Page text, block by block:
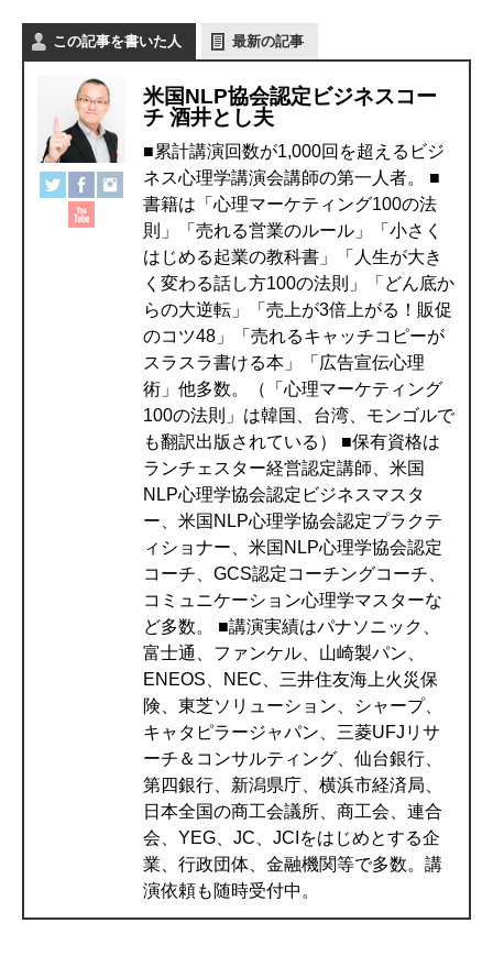
この記事を書いた人 最新の記事
米国NLP協会認定ビジネスコー
チ 酒井とし夫
■累計講演回数が1,000回を超えるビジ
ネス心理学講演会講師の第一人者。 ■
書籍は「心理マーケティング100の法
則」「売れる営業のルール」「小さく
はじめる起業の教科書」「人生が大き
く変わる話し方100の法則」「どん底か
らの大逆転」「売上が3倍上がる！販促
のコツ48」「売れるキャッチコピーが
スラスラ書ける本」「広告宣伝心理
術」他多数。（「心理マーケティング
100の法則」は韓国、台湾、モンゴルで
も翻訳出版されている） ■保有資格は
ランチェスター経営認定講師、米国
NLP心理学協会認定ビジネスマスタ
ー、米国NLP心理学協会認定プラクテ
ィショナー、米国NLP心理学協会認定
コーチ、GCS認定コーチングコーチ、
コミュニケーション心理学マスターな
ど多数。 ■講演実績はパナソニック、
富士通、ファンケル、山崎製パン、
ENEOS、NEC、三井住友海上火災保
険、東芝ソリューション、シャープ、
キャタピラージャパン、三菱UFJリサ
ーチ＆コンサルティング、仙台銀行、
第四銀行、新潟県庁、横浜市経済局、
日本全国の商工会議所、商工会、連合
会、YEG、JC、JCIをはじめとする企
業、行政団体、金融機関等で多数。講
演依頼も随時受付中。